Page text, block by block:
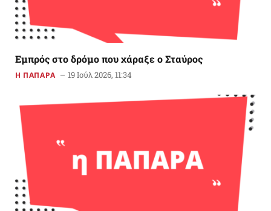
Εμπρός στο δρόμο που χάραξε ο Σταύρος
Η ΠΑΠΑΡΑ 19 Ιούλ 2026, 11:34